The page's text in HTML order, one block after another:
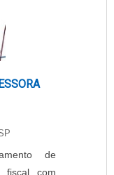
de
fiscal com